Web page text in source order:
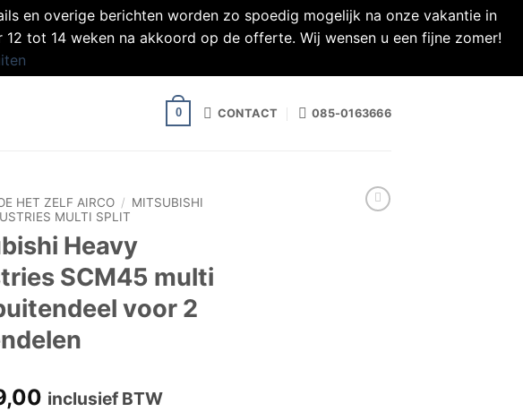
en overige berichten worden zo spoedig mogelijk na onze vakantie in
tot 14 weken na akkoord op de offerte. Wij wensen u een fijne zomer!
0 CONTACT 085-0163666
HET ZELF AIRCO / MITSUBISHI
MULTI SPLIT
Heavy
SCM45 multi
voor 2
inclusief BTW